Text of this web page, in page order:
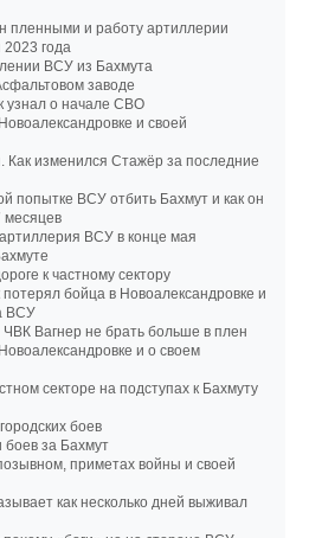
пленными и работу артиллерии
года
ВСУ из Бахмута
заводе
узнал о начале СВО
и своей
Как изменился Стажёр за последние
попытке ВСУ отбить Бахмут и как он
месяцев
ВСУ в конце мая
к частному сектору
бойца в Новоалександровке и
ВСУ
Вагнер не брать больше в плен
и о своем
секторе на подступах к Бахмуту
боев
за Бахмут
приметах войны и своей
как несколько дней выживал